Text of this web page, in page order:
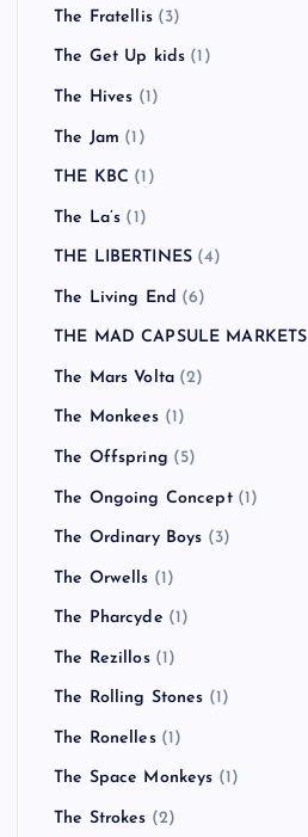
The Fratellis(3)
The Get Up kids (1)
The Hives (1)
The Jam (1)
THE KBC (1)
The La’s (1)
THE LIBERTINES (4)
The Living End (6)
THE MAD CAPSULE MARKETS
The Mars Volta (2)
The Monkees (1)
The Offspring (5)
The Ongoing Concept(1)
The Ordinary Boys (3)
The Orwells (1)
The Pharcyde (1)
The Rezillos(1)
The Rolling Stones (1)
The Ronelles(1)
The Space Monkeys (1)
The Strokes (2)